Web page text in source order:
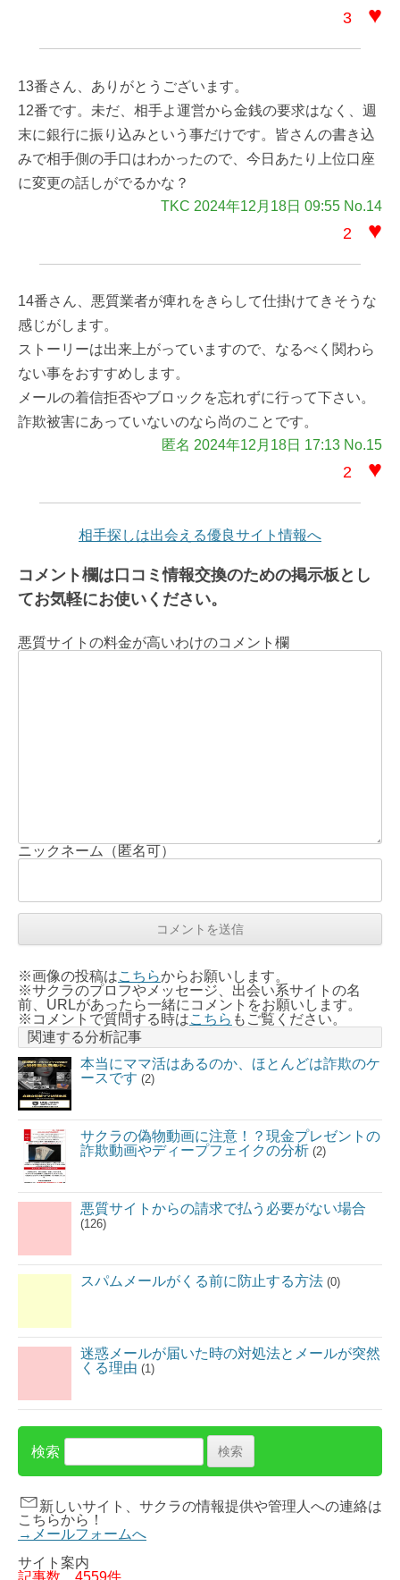
3 ♥
13番さん、ありがとうございます。
12番です。未だ、相手よ運営から金銭の要求はなく、週
末に銀行に振り込みという事だけです。皆さんの書き込
みで相手側の手口はわかったので、今日あたり上位口座
に変更の話しがでるかな？
TKC 2024年12月18日 09:55 No.14
2 ♥
14番さん、悪質業者が痺れをきらして仕掛けてきそうな
感じがします。
ストーリーは出来上がっていますので、なるべく関わら
ない事をおすすめします。
メールの着信拒否やブロックを忘れずに行って下さい。
詐欺被害にあっていないのなら尚のことです。
匿名 2024年12月18日 17:13 No.15
2 ♥
相手探しは出会える優良サイト情報へ
コメント欄は口コミ情報交換のための掲示板とし
てお気軽にお使いください。
悪質サイトの料金が高いわけのコメント欄
ニックネーム（匿名可）
※画像の投稿はこちらからお願いします。
※サクラのプロフやメッセージ、出会い系サイトの名
前、URLがあったら一緒にコメントをお願いします。
※コメントで質問する時はこちら もご覧ください。
関連する分析記事
本当にママ活はあるのか、ほとんどは詐欺のケ
ースです (2)
サクラの偽物動画に注意！？現金プレゼントの
詐欺動画やディープフェイクの分析 (2)
悪質サイトからの請求で払う必要がない場合
(126)
スパムメールがくる前に防止する方法 (0)
迷惑メールが届いた時の対処法とメールが突然
くる理由 (1)
検索
新しいサイト、サクラの情報提供や管理人への連絡は
こちらから！
→メールフォームへ
サイト案内